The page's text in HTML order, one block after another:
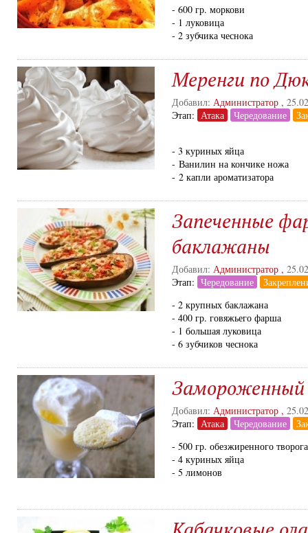
- 600 гр. моркови
- 1 луковица
- 2 зубчика чеснока
Меренги по
Добавил: Администратор ,
Этап: Атака Чередование
- 3 куриных яйца
- Ванилин на кончике ножа
- 2 капли ароматизатора
Запеченные
баклажаны
Добавил: Администратор ,
Этап: Чередование
- 2 крупных баклажана
- 400 гр. говяжьего фарша
- 1 большая луковица
- 6 зубчиков чеснока
Добавил: Администратор ,
Этап: Атака Чередование
- 500 гр. обезжиренного творога
- 4 куриных яйца
- 5 лимонов